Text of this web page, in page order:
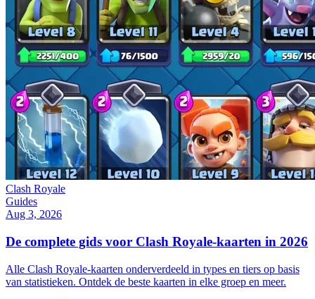
Clash Royale
Guides
Aug 3, 2026
De complete gids voor Clash Royale-kaarten in 2026
Alle Clash Royale-kaarten onderverdeeld in types en tiers op basis
van statistieken. Ontdek de beste kaarten in elke groep en meer.